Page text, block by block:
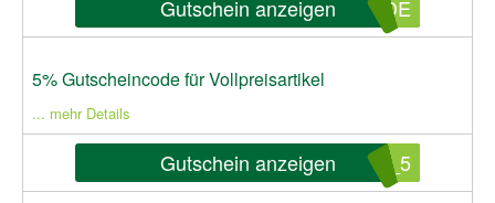
Gutschein anzeigen 0DE
5% Gutscheincode für Vollpreisartikel
... mehr Details
Gutschein anzeigen S_5